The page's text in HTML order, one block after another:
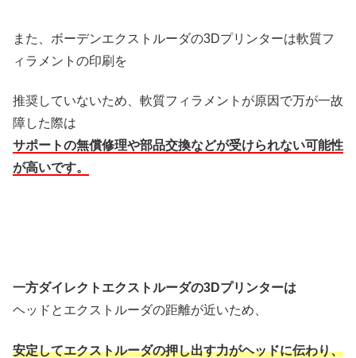
また、ボーデンエクストルーダの3Dプリンターは軟質フ
ィラメントの印刷を
推奨していないため、軟質フィラメントが原因で万が一故
障した際は
サポートの無償修理や部品交換などが受けられない可能性
が高いです。
一方ダイレクトエクストルーダの3Dプリンターは
ヘッドとエクストルーダの距離が近いため、
安定してエクストルーダの押し出す力がヘッドに伝わり、